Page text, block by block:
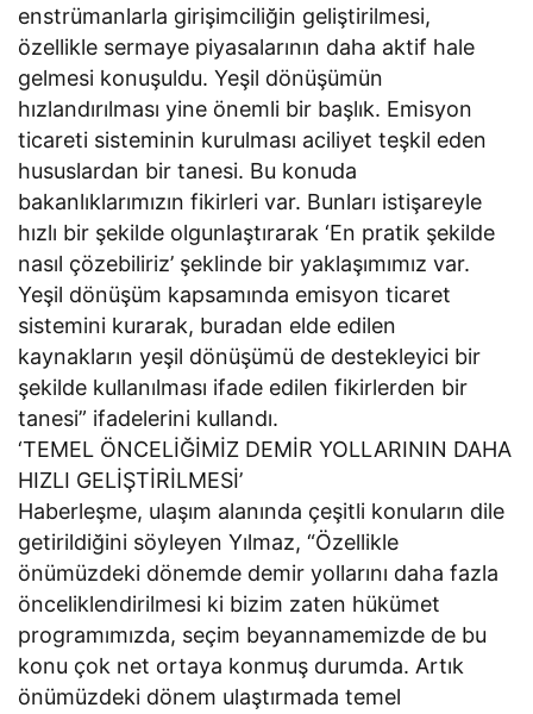
enstrümanlarla girişimciliğin geliştirilmesi,
özellikle sermaye piyasalarının daha aktif hale
gelmesi konuşuldu. Yeşil dönüşümün
hızlandırılması yine önemli bir başlık. Emisyon
ticareti sisteminin kurulması aciliyet teşkil eden
hususlardan bir tanesi. Bu konuda
bakanlıklarımızın fikirleri var. Bunları istişareyle
hızlı bir şekilde olgunlaştırarak ‘En pratik şekilde
nasıl çözebiliriz’ şeklinde bir yaklaşımımız var.
Yeşil dönüşüm kapsamında emisyon ticaret
sistemini kurarak, buradan elde edilen
kaynakların yeşil dönüşümü de destekleyici bir
şekilde kullanılması ifade edilen fikirlerden bir
tanesi” ifadelerini kullandı.
‘TEMEL ÖNCELİĞİMİZ DEMİR YOLLARININ DAHA
HIZLI GELİŞTİRİLMESİ’
Haberleşme, ulaşım alanında çeşitli konuların dile
getirildiğini söyleyen Yılmaz, “Özellikle
önümüzdeki dönemde demir yollarını daha fazla
önceliklendirilmesi ki bizim zaten hükümet
programımızda, seçim beyannamemizde de bu
konu çok net ortaya konmuş durumda. Artık
önümüzdeki dönem ulaştırmada temel